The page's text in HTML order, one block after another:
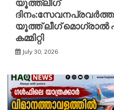
യൂത്ത്ലീഗ്
യൂത്ത് ലീഗ്
കമ്മിറ്റി
July 30, 2026